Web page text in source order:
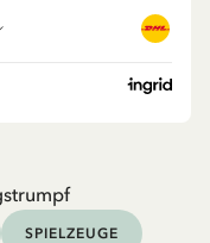
SPIELZEUGE